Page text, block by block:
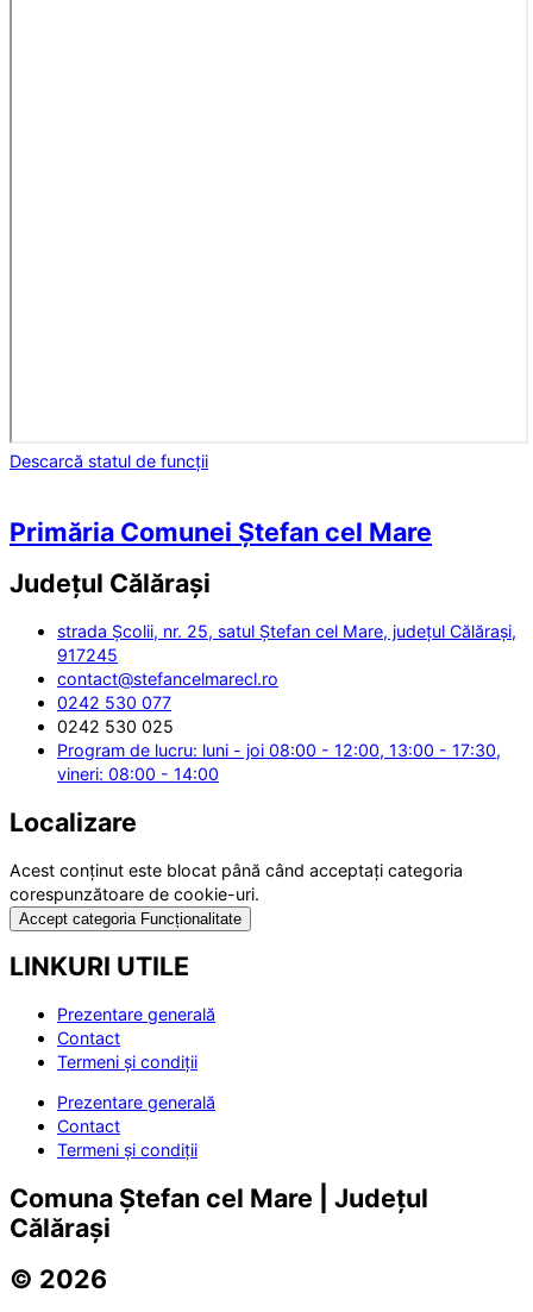
Descarcă statul de funcții
Primăria Comunei Ștefan cel Mare
Județul Călărași
strada Școlii, nr. 25, satul Ștefan cel Mare, județul Călărași,
917245
contact@stefancelmarecl.ro
0242 530 077
0242 530 025
Program de lucru: luni - joi 08:00 - 12:00, 13:00 - 17:30,
vineri: 08:00 - 14:00
Localizare
Acest conținut este blocat până când acceptați categoria
corespunzătoare de cookie-uri.
Accept categoria Funcționalitate
LINKURI UTILE
Prezentare generală
Contact
Termeni și condiții
Prezentare generală
Contact
Termeni și condiții
Comuna Ștefan cel Mare | Județul
Călărași
© 2026